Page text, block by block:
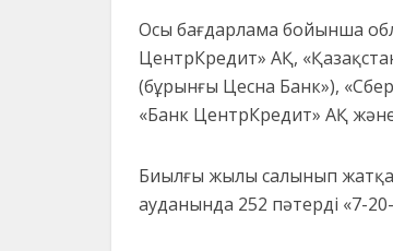
Осы бағдарлама бойынша
ЦентрКредит» АҚ,
(бұрынғы Цесна Банк»),
«Банк ЦентрКредит» АҚ
Биылғы жылы салынып
ауданында 252 пәтерді «7-